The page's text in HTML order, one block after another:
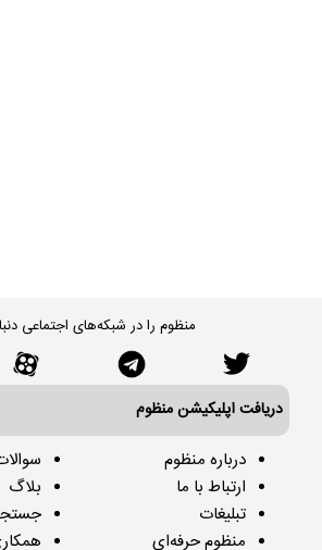
منظوم را در شبکه‌های اجتماعی
دریافت اپلیکیشن منظوم
درباره منظوم
ارتباط با ما
تبلیغات
منظوم حرفه‌ای
بلاگ